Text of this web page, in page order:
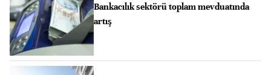
Bankacılık sektörü toplam mevduatında
artış